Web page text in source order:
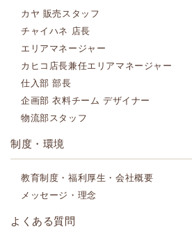
カヤ 販売スタッフ
チャイハネ 店長
エリアマネージャー
カヒコ店長兼任エリアマネージャー
仕入部 部長
企画部 衣料チーム デザイナー
物流部スタッフ
制度・環境
教育制度・福利厚生・会社概要
メッセージ・理念
よくある質問